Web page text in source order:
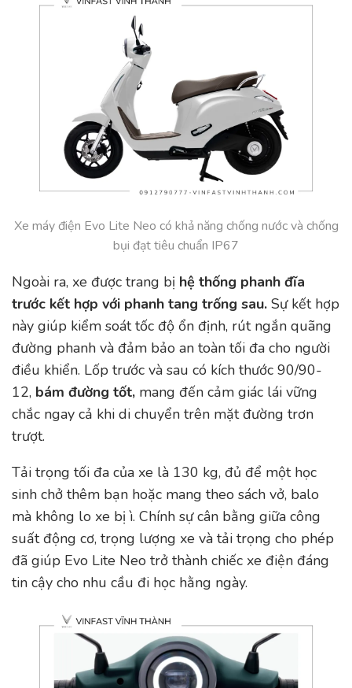
Xe máy điện Evo Lite Neo có khả năng chống nước và chống
bụi đạt tiêu chuẩn IP67
Ngoài ra, xe được trang bị hệ thống phanh đĩa
trước kết hợp với phanh tang trống sau. Sự kết hợp
này giúp kiểm soát tốc độ ổn định, rút ngắn quãng
đường phanh và đảm bảo an toàn tối đa cho người
điều khiển. Lốp trước và sau có kích thước 90/90-
12, bám đường tốt, mang đến cảm giác lái vững
chắc ngay cả khi di chuyển trên mặt đường trơn
trượt.
Tải trọng tối đa của xe là 130 kg, đủ để một học
sinh chở thêm bạn hoặc mang theo sách vở, balo
mà không lo xe bị ì. Chính sự cân bằng giữa công
suất động cơ, trọng lượng xe và tải trọng cho phép
đã giúp Evo Lite Neo trở thành chiếc xe điện đáng
tin cậy cho nhu cầu đi học hằng ngày.